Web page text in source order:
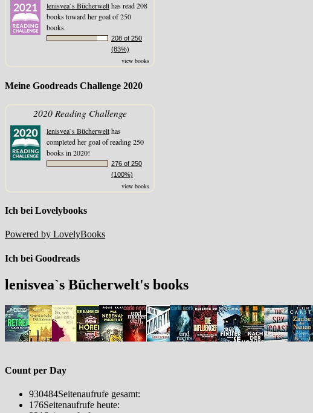
lenisvea`s Bücherwelthas read 208
books toward her goal of 250
books.
208 of 250
(83%)
view books
Meine Goodreads Challenge 2020
2020 Reading Challenge
lenisvea`s Bücherwelthas
completed her goal of reading 250
books in 2020!
276 of 250
(100%)
view books
Ich bei Lovelybooks
Powered by LovelyBooks
Ich bei Goodreads
lenisvea`s Bücherwelt's books
Count per Day
930484Seitenaufrufe gesamt:
176Seitenaufrufe heute: